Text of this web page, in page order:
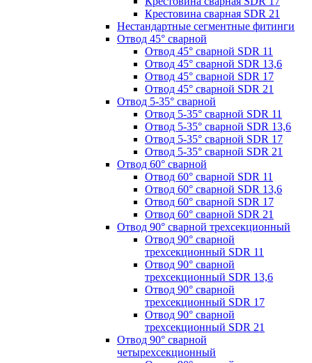
Крестовина сварная SDR 21
Нестандартные сегментные фитинги
Отвод 45° сварной
Отвод 45° сварной SDR 11
Отвод 45° сварной SDR 13,6
Отвод 45° сварной SDR 17
Отвод 45° сварной SDR 21
Отвод 5-35° сварной
Отвод 5-35° сварной SDR 11
Отвод 5-35° сварной SDR 13,6
Отвод 5-35° сварной SDR 17
Отвод 5-35° сварной SDR 21
Отвод 60° сварной
Отвод 60° сварной SDR 11
Отвод 60° сварной SDR 13,6
Отвод 60° сварной SDR 17
Отвод 60° сварной SDR 21
Отвод 90° сварной трехсекционный
Отвод 90° сварной
трехсекционный SDR 11
Отвод 90° сварной
трехсекционный SDR 13,6
Отвод 90° сварной
трехсекционный SDR 17
Отвод 90° сварной
трехсекционный SDR 21
Отвод 90° сварной
четырехсекционный